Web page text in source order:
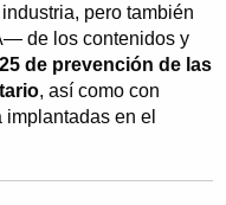
pero también
de los contenidos y
de prevención de las
, así como con
implantadas en el